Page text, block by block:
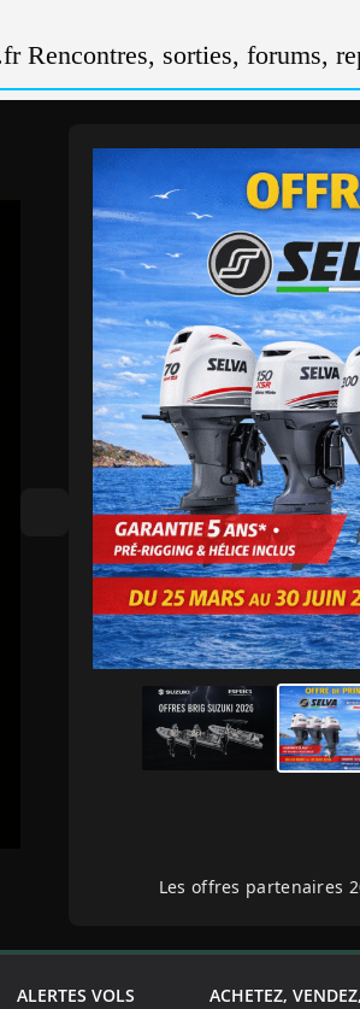
Rencontres, sorties, forums,
Les offres partenaires
ALERTES VOLS ACHETEZ,